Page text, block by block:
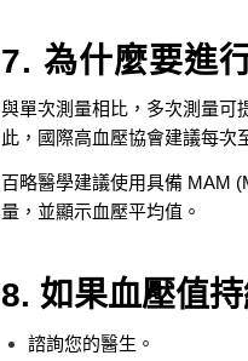
7. 為什麼要進
與單次測量相比，多次測量可
此，國際高血壓協會建議每次
百略醫學建議使用具備 MAM
量，並顯示血壓平均值。
8. 如果血壓值
諮詢您的醫生。